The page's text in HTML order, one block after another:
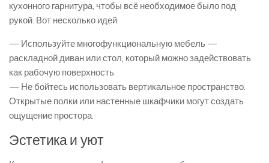
кухонного гарнитура, чтобы всё необходимое было под
рукой. Вот несколько идей:
— Используйте многофункциональную мебель —
раскладной диван или стол, который можно задействовать
как рабочую поверхность.
— Не бойтесь использовать вертикальное пространство.
Открытые полки или настенные шкафчики могут создать
ощущение простора.
Эстетика и уют